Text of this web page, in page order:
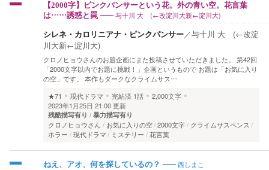
【2000字】ピンクパンサーという花。外の青い空。花言葉
は……誘惑と罠
与十川 大 (←改淀川大新←淀川大)
シレネ・カロリニアナ・ピンクパンサー／与十川 大 (←改淀
川大新←淀川大)
クロノヒョウさんのお題企画にまた投稿させていただきました。 第42回
「2000文字以内でお題に挑戦！」企画というもので お題は「お気に入り
の空」です。 本作もダークなクライムサス…
★71
現代ドラマ 完結済 1話
2,000文字
2023年1月25日 21:00 更新
残酷描写有り 暴力描写有り
クロノヒョウさん お気に入りの空 2000文字
クライムサスペンス
ホラー
現代ドラマ ミステリー 花言葉
ねえ、アオ、何を探しているの？ 西しまこ